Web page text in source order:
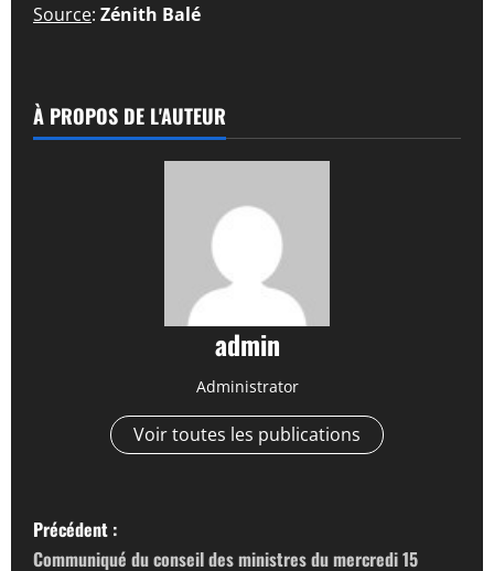
Source: Zénith Balé
À PROPOS DE L'AUTEUR
admin
Administrator
Voir toutes les publications
N
Précédent :
Communiqué du conseil des ministres du mercredi 15